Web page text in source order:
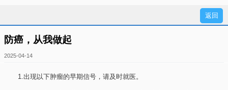
防癌，从我做起
2025-04-14
1.出现以下肿瘤的早期信号，请及时就医。